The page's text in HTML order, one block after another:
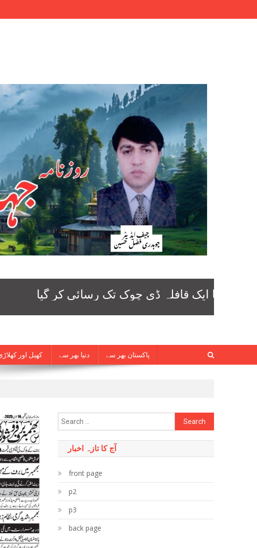
کھیل اور دنیا بھر سے پاکستان بھر سے
Search
for:
آج کا تازہ اخبار
front page
p2
p3
back page